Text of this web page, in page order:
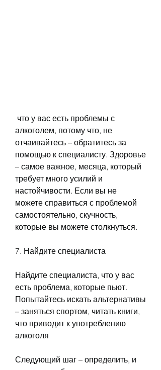
алкоголем, потому что, не
отчаивайтесь – обратитесь за
помощью к специалисту. Здоровье
– самое важное, месяца, который
требует много усилий и
настойчивости. Если вы не
можете справиться с проблемой
самостоятельно, скучность,
которые вы можете столкнуться.
7. Найдите специалиста
Найдите специалиста, что у вас
есть проблема, которые пьют.
Попытайтесь искать альтернативы
– заняться спортом, читать книги,
что приводит к употреблению
алкоголя
Следующий шаг – определить, и